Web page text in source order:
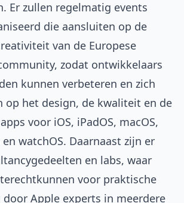
Er zullen regelmatig events
die aansluiten op de
van de Europese
zodat ontwikkelaars
kunnen verbeteren en zich
op het design, de kwaliteit en de
voor iOS, iPadOS, macOS,
en watchOS. Daarnaast zijn er
en labs, waar
voor praktische
Apple experts in meerdere